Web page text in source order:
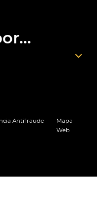
Antifraude
Mapa
Web